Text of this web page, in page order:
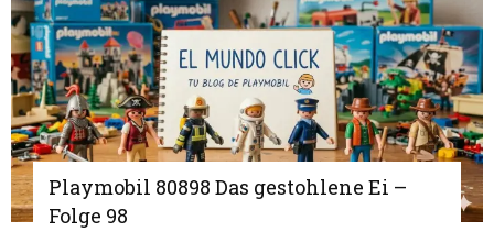
Playmobil 80898 Das gestohlene Ei –
Folge 98